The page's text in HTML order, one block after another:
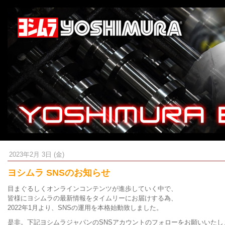
2023年2月 3日 (金)
ヨシムラ SNSのお知らせ
目まぐるしくオンラインコンテンツが進歩していく中で、
皆様にヨシムラの最新情報をタイムリーにお届けする為、
2022年1月より、SNSの運用を本格始動致しました。
是非。下記ヨシムラジャパンのSNSアカウントのフォローをお願いいた